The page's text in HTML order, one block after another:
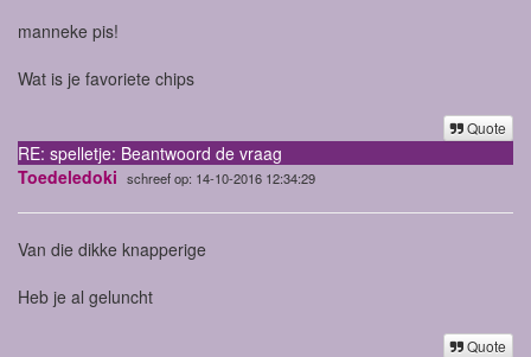
manneke pis!
Wat is je favoriete chips
Quote
RE: spelletje: Beantwoord de vraag
Toedeledoki schreef op: 14-10-2016 12:34:29
Van die dikke knapperige
Heb je al geluncht
Quote